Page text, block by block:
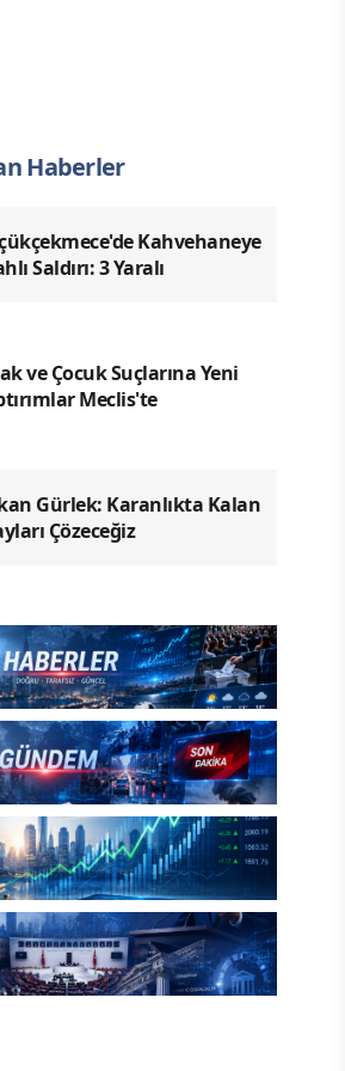
Haberler
Kahvehaneye
Saldırı: 3 Yaralı
ve Çocuk Suçlarına Yeni
Meclis'te
Gürlek: Karanlıkta Kalan
Çözeceğiz